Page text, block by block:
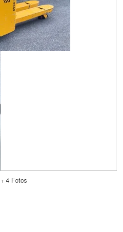
+ 4 Fotos